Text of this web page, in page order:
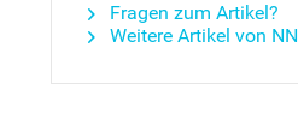
Fragen zum Artikel?
Weitere Artikel von NN